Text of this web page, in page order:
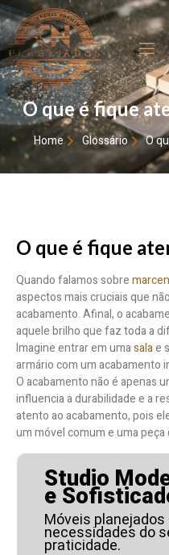
O que é fique
Home Glossário O
O que é fique
Quando falamos sobre
aspectos mais cruciais que
acabamento. Afinal, o
aquele brilho que faz toda a
Imagine entrar em umasalae
armário com um acabamento
O acabamento não é apenas
influencia a durabilidade e a
atento ao acabamento, pois
um móvel comum e uma
Studio
e
Móveis
necessidades do
praticidade.